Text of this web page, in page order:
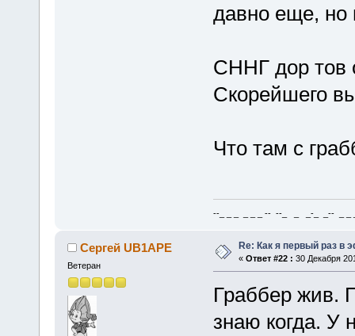
давно еще, но
СННГ дор тов
Скорейшего
Что там с
--_ _ _ _ _ _ -- --_ _ _-_ _-- _ _
Сергей UB1APE
Ветеран
Re: Как я первый раз
« Ответ #22 : 30 Декабря
Граббер жив.
знаю когда. У